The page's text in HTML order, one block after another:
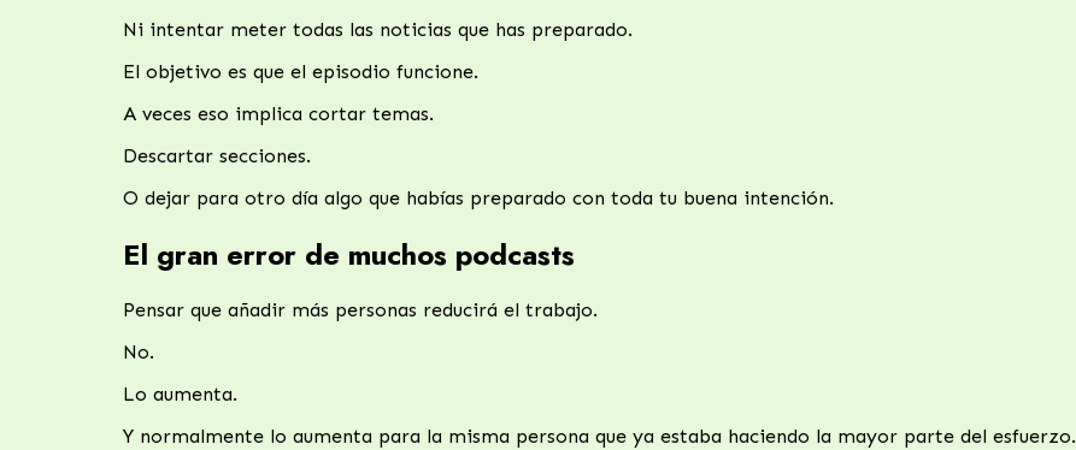
Ni intentar meter todas las noticias que has preparado.
El objetivo es que el episodio funcione.
A veces eso implica cortar temas.
Descartar secciones.
O dejar para otro día algo que habías preparado con toda tu buena intención.
El gran error de muchos podcasts
Pensar que añadir más personas reducirá el trabajo.
No.
Lo aumenta.
Y normalmente lo aumenta para la misma persona que ya estaba haciendo la mayor parte del esfuerzo.